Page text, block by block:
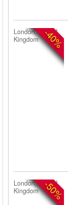
-40%
London, United
Kingdom
-50%
London, United
Kingdom